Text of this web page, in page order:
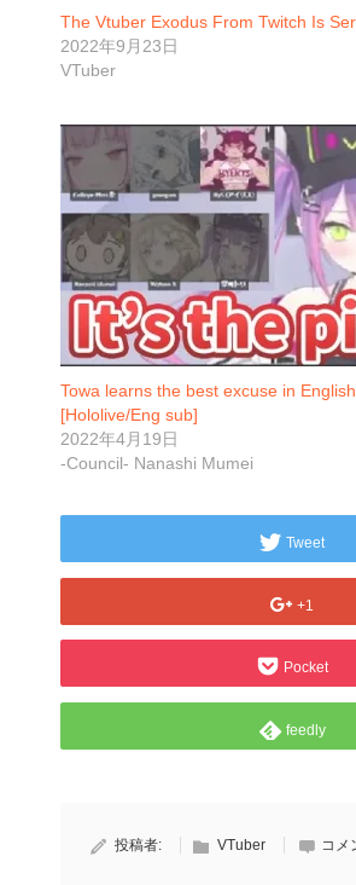
The Vtuber Exodus From Twitch Is
2022年9月23日
VTuber
Towa learns the best excuse in
[Hololive/Eng sub]
2022年4月19日
-Council- Nanashi Mumei
Tweet
+1
Pocket
feedly
投稿者: VTuber コメ